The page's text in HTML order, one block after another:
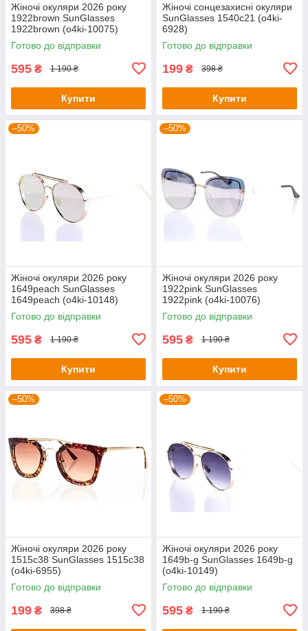
Жіночі окуляри 2026 року
1922brown SunGlasses
1922brown (o4ki-10075)
Готово до відправки
595 ₴ 1 190 ₴
Купити
Жіночі сонцезахисні окуляри
SunGlasses 1540c21 (o4ki-
6928)
Готово до відправки
199 ₴ 398 ₴
Купити
–50%
Жіночі окуляри 2026 року
1649peach SunGlasses
1649peach (o4ki-10148)
Готово до відправки
595 ₴ 1 190 ₴
Купити
–50%
Жіночі окуляри 2026 року
1922pink SunGlasses
1922pink (o4ki-10076)
Готово до відправки
595 ₴ 1 190 ₴
Купити
–50%
Жіночі окуляри 2026 року
1515c38 SunGlasses 1515c38
(o4ki-6955)
Готово до відправки
199 ₴ 398 ₴
–50%
Жіночі окуляри 2026 року
1649b-g SunGlasses 1649b-g
(o4ki-10149)
Готово до відправки
595 ₴ 1 190 ₴